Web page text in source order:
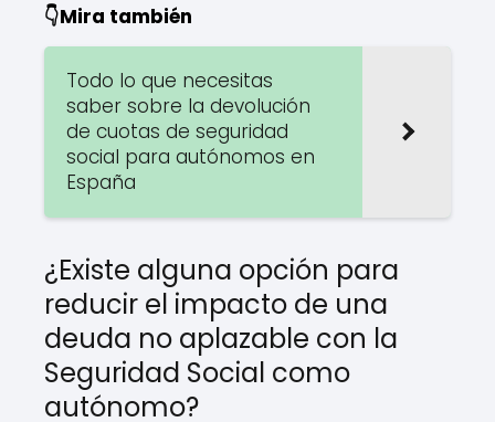
👇Mira también
Todo lo que necesitas
saber sobre la devolución
de cuotas de seguridad
social para autónomos en
España
¿Existe alguna opción para
reducir el impacto de una
deuda no aplazable con la
Seguridad Social como
autónomo?